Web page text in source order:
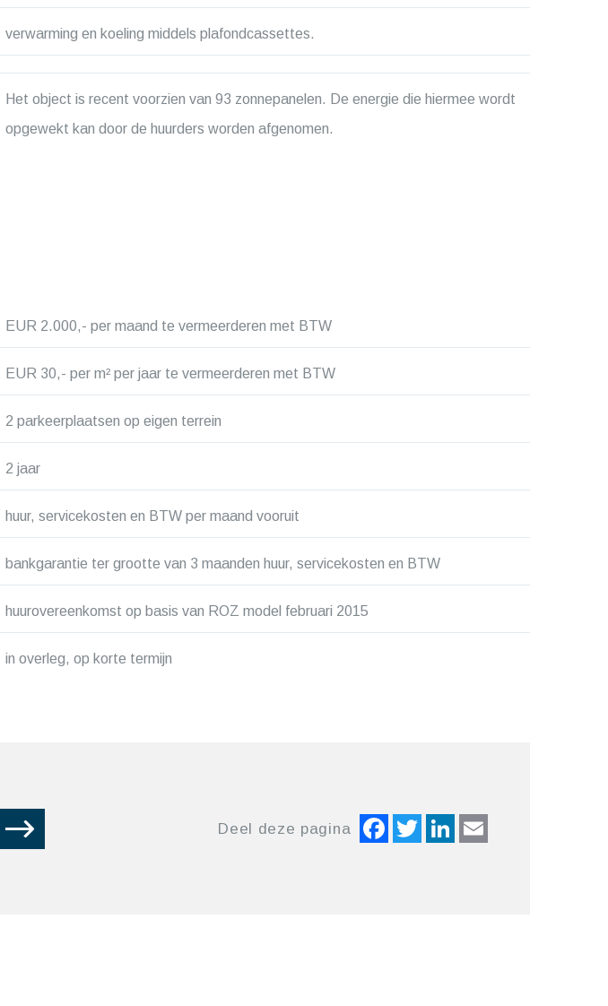
verwarming en koeling middels plafondcassettes.
Het object is recent voorzien van 93 zonnepanelen. De energie die hiermee wordt
opgewekt kan door de huurders worden afgenomen.
EUR 2.000,- per maand te vermeerderen met BTW
EUR 30,- per m² per jaar te vermeerderen met BTW
2 parkeerplaatsen op eigen terrein
2 jaar
huur, servicekosten en BTW per maand vooruit
bankgarantie ter grootte van 3 maanden huur, servicekosten en BTW
huurovereenkomst op basis van ROZ model februari 2015
in overleg, op korte termijn
Deel deze pagina FacebookTwitterLinkedIn